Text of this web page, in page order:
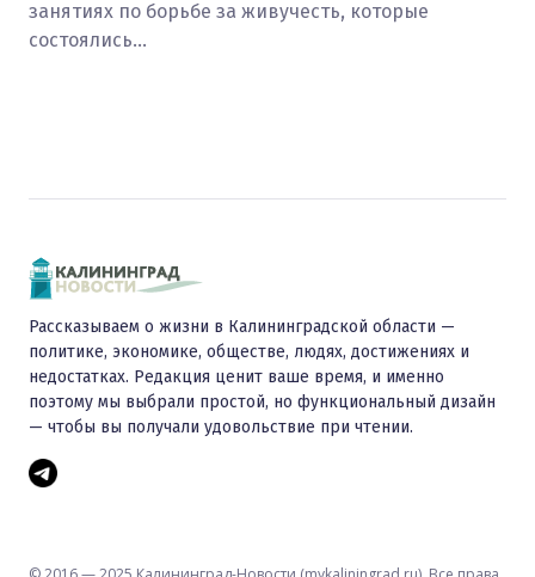
занятиях по борьбе за живучесть, которые
состоялись…
Рассказываем о жизни в Калининградской области —
политике, экономике, обществе, людях, достижениях и
недостатках. Редакция ценит ваше время, и именно
поэтому мы выбрали простой, но функциональный дизайн
— чтобы вы получали удовольствие при чтении.